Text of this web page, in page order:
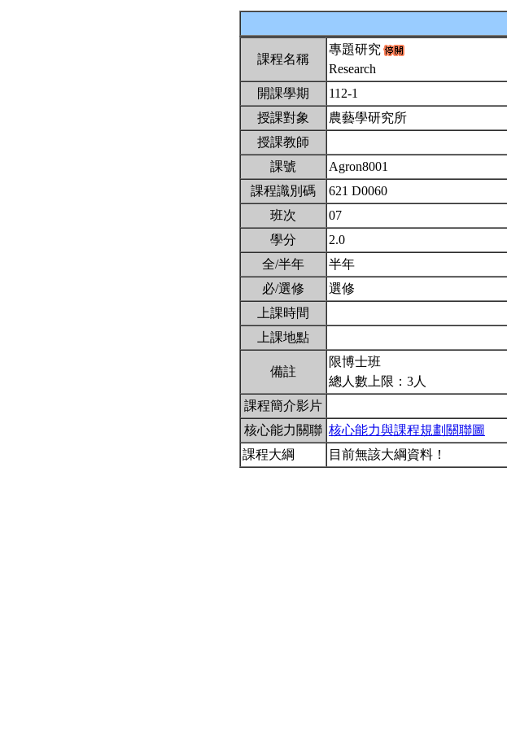
課程名稱
專題研究
Research
開課學期
112-1
授課對象
農藝學研究所
授課教師
課號
Agron8001
課程識別碼
621 D0060
班次
07
學分
2.0
全/半年
半年
必/選修
選修
上課時間
上課地點
備註
限博士班
總人數上限：3人
課程簡介影片
核心能力關聯 核心能力與課程規劃關聯圖
課程大綱
目前無該大綱資料！